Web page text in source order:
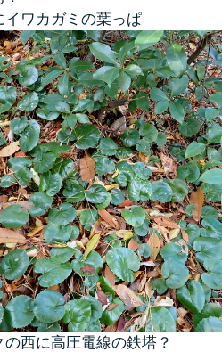
イワカガミの葉っぱ
の西に高圧電線の鉄塔？